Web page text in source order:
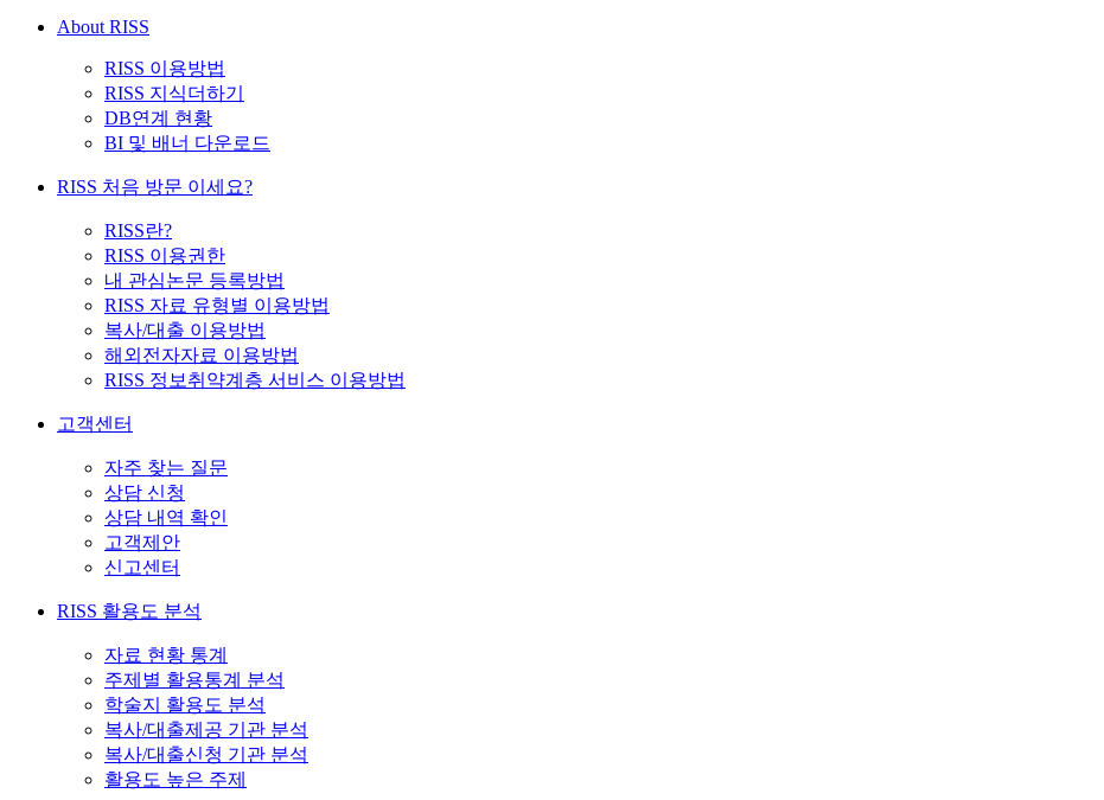
About RISS
RISS 이용방법
RISS 지식더하기
DB연계 현황
BI 및 배너 다운로드
RISS 처음 방문 이세요?
RISS란?
RISS 이용권한
내 관심논문 등록방법
RISS 자료 유형별 이용방법
복사/대출 이용방법
해외전자자료 이용방법
RISS 정보취약계층 서비스 이용방법
고객센터
자주 찾는 질문
상담 신청
상담 내역 확인
고객제안
신고센터
RISS 활용도 분석
자료 현황 통계
주제별 활용통계 분석
학술지 활용도 분석
복사/대출제공 기관 분석
복사/대출신청 기관 분석
활용도 높은 주제